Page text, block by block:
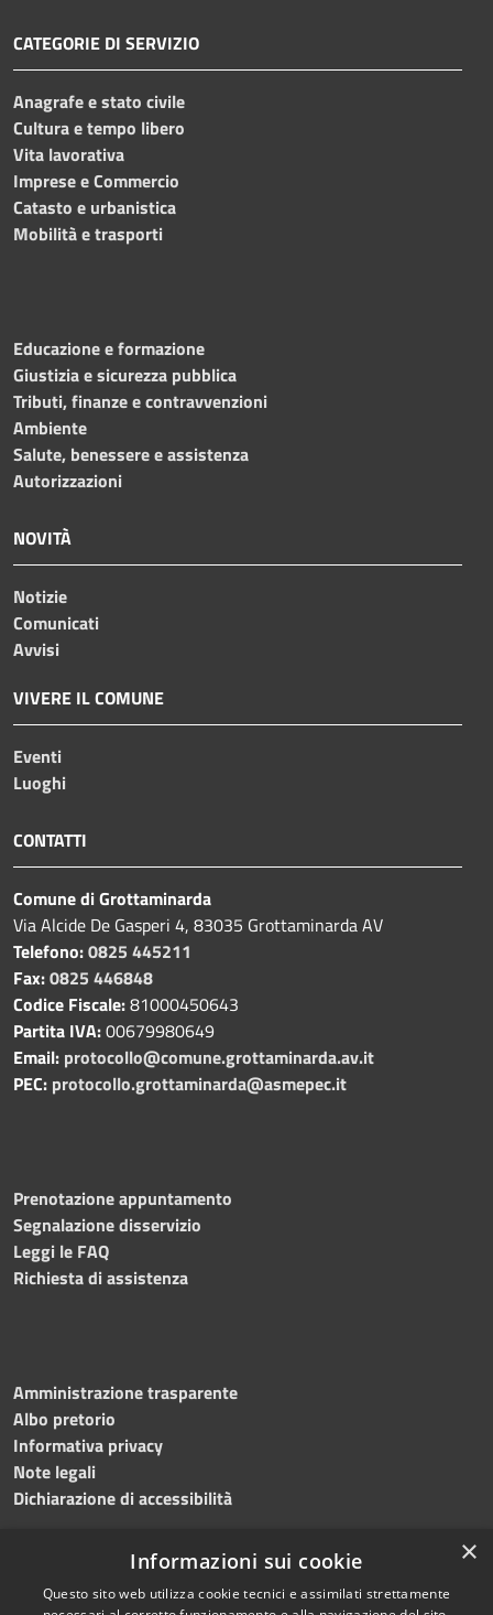
CATEGORIE DI SERVIZIO
Anagrafe e stato civile
Cultura e tempo libero
Vita lavorativa
Imprese e Commercio
Catasto e urbanistica
Mobilità e trasporti
Educazione e formazione
Giustizia e sicurezza pubblica
Tributi, finanze e contravvenzioni
Ambiente
Salute, benessere e assistenza
Autorizzazioni
NOVITÀ
Notizie
Comunicati
Avvisi
VIVERE IL COMUNE
Eventi
Luoghi
CONTATTI
Comune di Grottaminarda
Via Alcide De Gasperi 4, 83035 Grottaminarda AV
Telefono:0825 445211
Fax:0825 446848
Codice Fiscale:81000450643
Partita IVA:00679980649
Email: protocollo@comune.grottaminarda.av.it
PEC: protocollo.grottaminarda@asmepec.it
Prenotazione appuntamento
Segnalazione disservizio
Leggi le FAQ
Richiesta di assistenza
Amministrazione trasparente
Albo pretorio
Informativa privacy
Note legali
Dichiarazione di accessibilità
RSS Copyright © 2024 •
×
Informazioni sui cookie
Questo sito web utilizza cookie tecnici e assimilati strettamente